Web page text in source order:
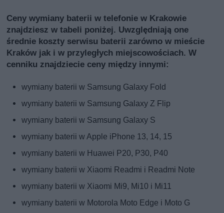
Ceny wymiany baterii w telefonie w Krakowie
znajdziesz w tabeli poniżej. Uwzględniają one
średnie koszty serwisu baterii zarówno w mieście
Kraków jak i w przyległych miejscowościach. W
cenniku znajdziecie ceny między innymi:
wymiany baterii w Samsung Galaxy Fold
wymiany baterii w Samsung Galaxy Z Flip
wymiany baterii w Samsung Galaxy S
wymiany baterii w Apple iPhone 13, 14, 15
wymiany baterii w Huawei P20, P30, P40
wymiany baterii w Xiaomi Readmi i Readmi Note
wymiany baterii w Xiaomi Mi9, Mi10 i Mi11
wymiany baterii w Motorola Moto Edge i Moto G